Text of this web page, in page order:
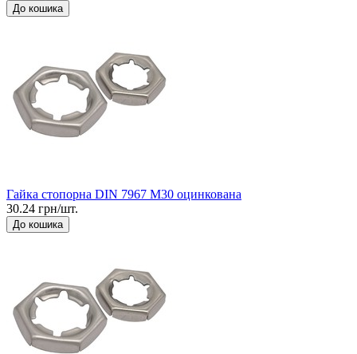
До кошика
Гайка стопорна DIN 7967 М30 оцинкована
30.24 грн/шт.
До кошика